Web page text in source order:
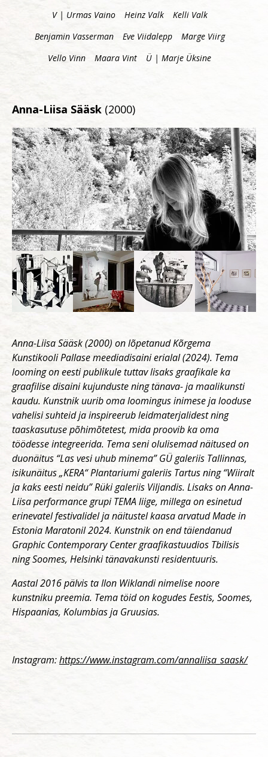
V | Urmas Vaino
Heinz Valk
Kelli Valk
Benjamin Vasserman
Eve Viidalepp
Marge Viirg
Vello Vinn
Maara Vint Ü | Marje Üksine
Anna-Liisa Sääsk (2000)
Anna-Liisa Sääsk (2000) on lõpetanud Kõrgema
Kunstikooli Pallase meediadisaini erialal (2024). Tema
looming on eesti publikule tuttav lisaks graafikale ka
graafilise disaini kujunduste ning tänava- ja maalikunsti
kaudu. Kunstnik uurib oma loomingus inimese ja looduse
vahelisi suhteid ja inspireerub leidmaterjalidest ning
taaskasutuse põhimõtetest, mida proovib ka oma
töödesse integreerida. Tema seni olulisemad näitused on
duonäitus “Las vesi uhub minema” GÜ galeriis Tallinnas,
isikunäitus „KERA“ Plantariumi galeriis Tartus ning “Wiiralt
ja kaks eesti neidu” Rüki galeriis Viljandis. Lisaks on Anna-
Liisa performance grupi TEMA liige, millega on esinetud
erinevatel festivalidel ja näitustel kaasa arvatud Made in
Estonia Maratonil 2024. Kunstnik on end täiendanud
Graphic Contemporary Center graafikastuudios Tbilisis
ning Soomes, Helsinki tänavakunsti residentuuris.
Aastal 2016 pälvis ta Ilon Wiklandi nimelise noore
kunstniku preemia. Tema töid on kogudes Eestis, Soomes,
Hispaanias, Kolumbias ja Gruusias.
Instagram:https://www.instagram.com/annaliisa_saask/